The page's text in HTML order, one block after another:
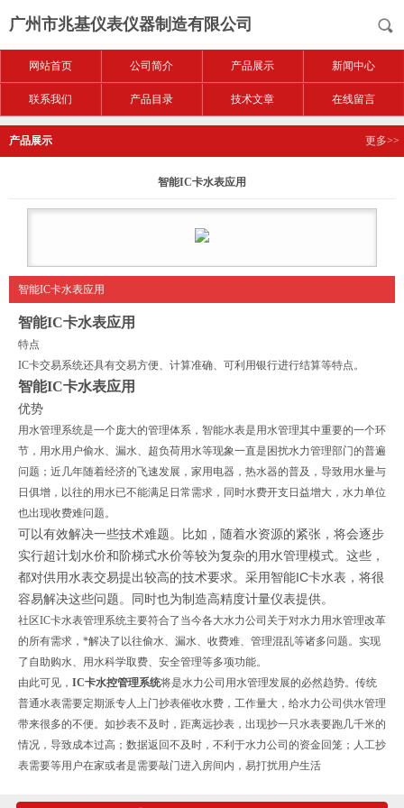
广州市兆基仪表仪器制造有限公司
网站首页 公司简介 产品展示 新闻中心
联系我们 产品目录 技术文章 在线留言
产品展示 更多>>
智能IC卡水表应用
智能IC卡水表应用
智能IC卡水表应用
特点
IC卡交易系统还具有交易方便、计算准确、可利用银行进行结算等特点。
智能IC卡水表应用
优势
用水管理系统是一个庞大的管理体系，智能水表是用水管理其中重要的一个环
节，用水用户偷水、漏水、超负荷用水等现象一直是困扰水力管理部门的普遍
问题；近几年随着经济的飞速发展，家用电器，热水器的普及，导致用水量与
日俱增，以往的用水已不能满足日常需求，同时水费开支日益增大，水力单位
也出现收费难问题。
可以有效解决一些技术难题。比如，随着水资源的紧张，将会逐步
实行超计划水价和阶梯式水价等较为复杂的用水管理模式。这些，
都对供用水表交易提出较高的技术要求。采用智能IC卡水表，将很
容易解决这些问题。同时也为制造高精度计量仪表提供。
社区IC卡水表管理系统主要符合了当今各大水力公司关于对水力用水管理改革
的所有需求，*解决了以往偷水、漏水、收费难、管理混乱等诸多问题。实现
了自助购水、用水科学取费、安全管理等多项功能。
由此可见， IC卡水控管理系统将是水力公司用水管理发展的必然趋势。传统
普通水表需要定期派专人上门抄表催收水费，工作量大，给水力公司供水管理
带来很多的不便。如抄表不及时，距离远抄表，出现抄一只水表要跑几千米的
情况，导致成本过高；数据返回不及时，不利于水力公司的资金回笼；人工抄
表需要等用户在家或者是需要敲门进入房间内，易打扰用户生活